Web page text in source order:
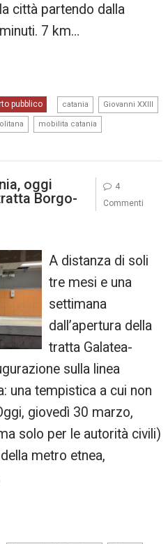
città partendo dalla
7 km…
pubblico catania Giovanni XXIII
mobilita catania
oggi
Borgo-
A distanza di soli
tre mesi e una
settimana
dall’apertura della
tratta Galatea-
sulla linea
una tempistica a cui non
giovedì 30 marzo,
solo per le autorità civili)
metro etnea,
4
Commenti